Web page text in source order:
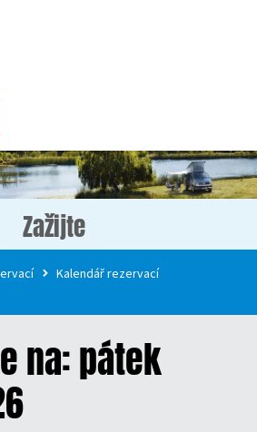
Zažijte
Kalendář rezervací
na: pátek